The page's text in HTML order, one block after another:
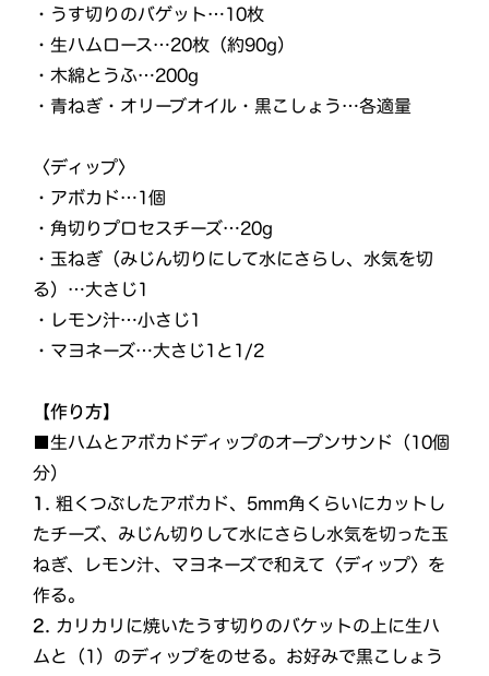
・うす切りのバゲット…10枚
・生ハムロース…20枚（約90g）
・木綿とうふ…200g
・青ねぎ・オリーブオイル・黒こしょう…各適量
〈ディップ〉
・アボカド…1個
・角切りプロセスチーズ…20g
・玉ねぎ（みじん切りにして水にさらし、水気を切
る）…大さじ1
・レモン汁…小さじ1
・マヨネーズ…大さじ1と1/2
【作り方】
■生ハムとアボカドディップのオープンサンド（10個
分）
1. 粗くつぶしたアボカド、5mm角くらいにカットし
たチーズ、みじん切りして水にさらし水気を切った玉
ねぎ、レモン汁、マヨネーズで和えて〈ディップ〉を
作る。
2. カリカリに焼いたうす切りのバケットの上に生ハ
ムと（1）のディップをのせる。お好みで黒こしょう